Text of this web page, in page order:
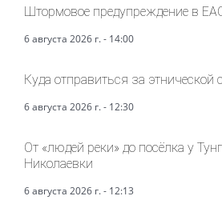
Штормовое предупреждение в
6 августа 2026 г. - 14:00
Куда отправиться за этнической
6 августа 2026 г. - 12:30
От «людей реки» до посёлка у
Николаевки
6 августа 2026 г. - 12:13